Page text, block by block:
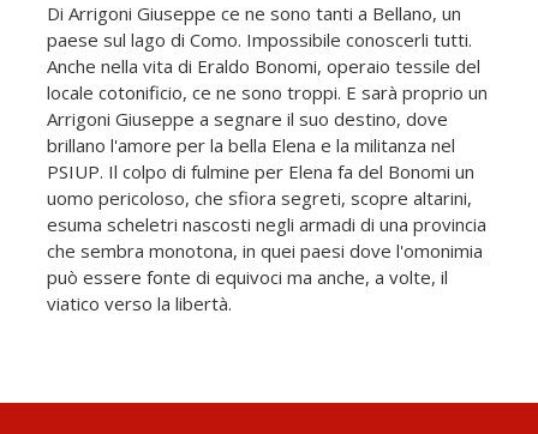
Di Arrigoni Giuseppe ce ne sono tanti a Bellano, un
paese sul lago di Como. Impossibile conoscerli tutti.
Anche nella vita di Eraldo Bonomi, operaio tessile del
locale cotonificio, ce ne sono troppi. E sarà proprio un
Arrigoni Giuseppe a segnare il suo destino, dove
brillano l'amore per la bella Elena e la militanza nel
PSIUP. Il colpo di fulmine per Elena fa del Bonomi un
uomo pericoloso, che sfiora segreti, scopre altarini,
esuma scheletri nascosti negli armadi di una provincia
che sembra monotona, in quei paesi dove l'omonimia
può essere fonte di equivoci ma anche, a volte, il
viatico verso la libertà.